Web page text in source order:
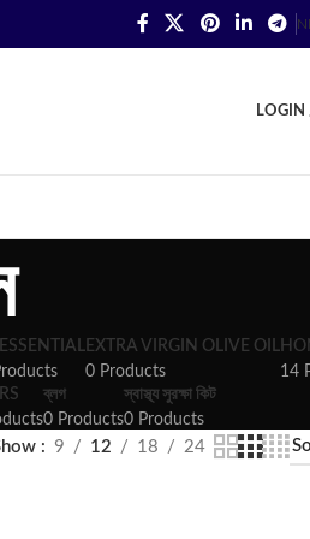
LOGIN
EXTRA VIRGIN OLIVE OIL
0 Products
14
ব্লগ
0 Products
স্বাস্থ্য সুরক্ষা কিট
0 Products
9 12 18 24